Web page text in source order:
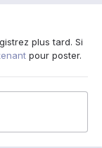
plus tard. Si
pour poster.